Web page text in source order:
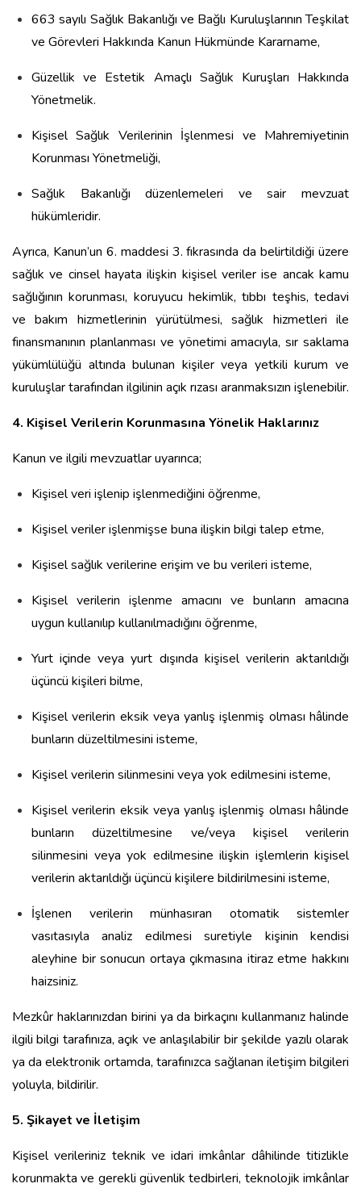
663 sayılı Sağlık Bakanlığı ve Bağlı Kuruluşlarının Teşkilat
ve Görevleri Hakkında Kanun Hükmünde Kararname,
Güzellik ve Estetik Amaçlı Sağlık Kuruşları Hakkında
Yönetmelik.
Kişisel Sağlık Verilerinin İşlenmesi ve Mahremiyetinin
Korunması Yönetmeliği,
Sağlık Bakanlığı düzenlemeleri ve sair mevzuat
hükümleridir.
Ayrıca, Kanun’un 6. maddesi 3. fıkrasında da belirtildiği üzere
sağlık ve cinsel hayata ilişkin kişisel veriler ise ancak kamu
sağlığının korunması, koruyucu hekimlik, tıbbı teşhis, tedavi
ve bakım hizmetlerinin yürütülmesi, sağlık hizmetleri ile
finansmanının planlanması ve yönetimi amacıyla, sır saklama
yükümlülüğü altında bulunan kişiler veya yetkili kurum ve
kuruluşlar tarafından ilgilinin açık rızası aranmaksızın işlenebilir.
4. Kişisel Verilerin Korunmasına Yönelik Haklarınız
Kanun ve ilgili mevzuatlar uyarınca;
Kişisel veri işlenip işlenmediğini öğrenme,
Kişisel veriler işlenmişse buna ilişkin bilgi talep etme,
Kişisel sağlık verilerine erişim ve bu verileri isteme,
Kişisel verilerin işlenme amacını ve bunların amacına
uygun kullanılıp kullanılmadığını öğrenme,
Yurt içinde veya yurt dışında kişisel verilerin aktarıldığı
üçüncü kişileri bilme,
Kişisel verilerin eksik veya yanlış işlenmiş olması hâlinde
bunların düzeltilmesini isteme,
Kişisel verilerin silinmesini veya yok edilmesini isteme,
Kişisel verilerin eksik veya yanlış işlenmiş olması hâlinde
bunların düzeltilmesine ve/veya kişisel verilerin
silinmesini veya yok edilmesine ilişkin işlemlerin kişisel
verilerin aktarıldığı üçüncü kişilere bildirilmesini isteme,
İşlenen verilerin münhasıran otomatik sistemler
vasıtasıyla analiz edilmesi suretiyle kişinin kendisi
aleyhine bir sonucun ortaya çıkmasına itiraz etme hakkını
haizsiniz.
Mezkûr haklarınızdan birini ya da birkaçını kullanmanız halinde
ilgili bilgi tarafınıza, açık ve anlaşılabilir bir şekilde yazılı olarak
ya da elektronik ortamda, tarafınızca sağlanan iletişim bilgileri
yoluyla, bildirilir.
5. Şikayet ve İletişim
Kişisel verileriniz teknik ve idari imkânlar dâhilinde titizlikle
korunmakta ve gerekli güvenlik tedbirleri, teknolojik imkânlar